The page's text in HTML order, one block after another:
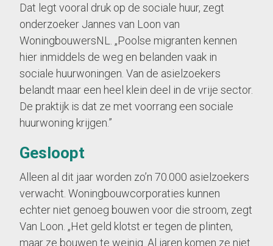
Dat legt vooral druk op de sociale huur, zegt
onderzoeker Jannes van Loon van
WoningbouwersNL. „Poolse migranten kennen
hier inmiddels de weg en belanden vaak in
sociale huurwoningen. Van de asielzoekers
belandt maar een heel klein deel in de vrije sector.
De praktijk is dat ze met voorrang een sociale
huurwoning krijgen.”
Gesloopt
Alleen al dit jaar worden zo’n 70.000 asielzoekers
verwacht. Woningbouwcorporaties kunnen
echter niet genoeg bouwen voor die stroom, zegt
Van Loon. „Het geld klotst er tegen de plinten,
maar ze bouwen te weinig. Al jaren komen ze niet